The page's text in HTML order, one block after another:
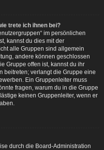
trete ich ihnen bei?
im persönlichen
kannst du dies mit der
alle Gruppen sind allgemein
andere können geschlossen
Gruppe offen ist, kannst du ihr
beitreten; verlangt die Gruppe eine
Ein Gruppenleiter muss
fragen, warum du in die Gruppe
keinen Gruppenleiter, wenn er
durch die Board-Administration